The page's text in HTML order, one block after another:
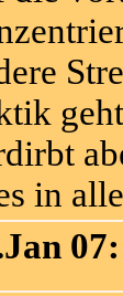
in
07: